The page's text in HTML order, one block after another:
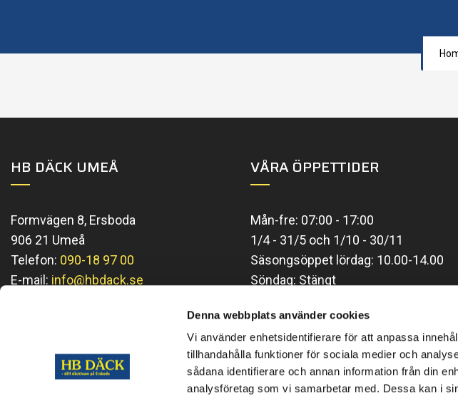
Denna webbplats använder cookies
Vi använder enhetsidentifierare för att anpassa
tillhandahålla funktioner för sociala medier och
sådana identifierare och annan information från din
analysföretag som vi samarbetar med. Dessa kan i
HB DÄCK UMEÅ
Formvägen 8, Ersboda
906 21 Umeå
Telefon: 090-18 97 00
E-mail: info@hbdack.se
VÅRA ÖPPETTIDER
Mån-fre: 07:00 - 17:00
1/4 - 31/5 och 1/10 - 30/11
Säsongsöppet lördag: 10.00-14.00
Söndag: Stängt